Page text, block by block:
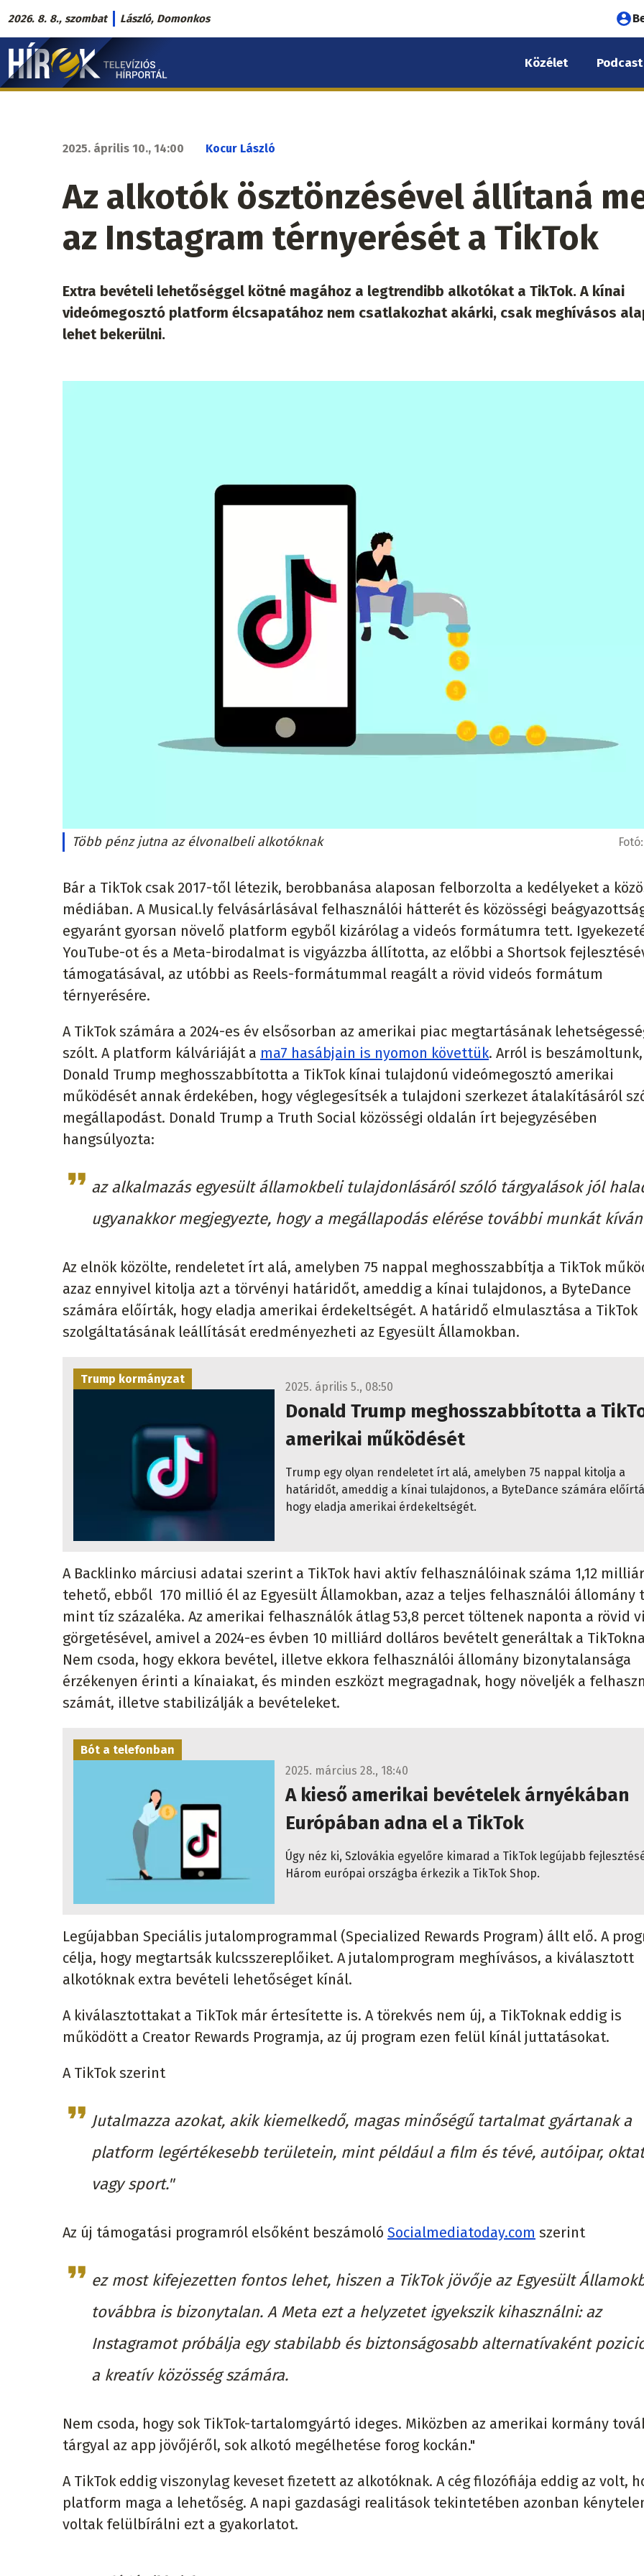
Ugrás
a
tartalomra
2026. 8. 8., szombat László, Domonkos
fiók
Hírek.sk
fő
Közélet Podcast
2025. április 10., 14:00 Kocur László
Az alkotók ösztönzésével állítaná
az Instagram térnyerését a TikTok
Extra bevételi lehetőséggel kötné magához a legtrendibb alkotókat a TikTok. A kínai
videómegosztó platform élcsapatához nem csatlakozhat akárki, csak meghívásos
lehet bekerülni.
Több pénz jutna az élvonalbeli alkotóknak Fotó:
Bár a TikTok csak 2017-től létezik, berobbanása alaposan felborzolta a kedélyeket a
médiában. A Musical.ly felvásárlásával felhasználói hátterét és közösségi
egyaránt gyorsan növelő platform egyből kizárólag a videós formátumra tett.
YouTube-ot és a Meta-birodalmat is vigyázzba állította, az előbbi a Shortsok
támogatásával, az utóbbi as Reels-formátummal reagált a rövid videós formátum
térnyerésére.
A TikTok számára a 2024-es év elsősorban az amerikai piac megtartásának
szólt. A platform kálváriáját a ma7 hasábjain is nyomon követtük. Arról is
Donald Trump meghosszabbította a TikTok kínai tulajdonú videómegosztó amerikai
működését annak érdekében, hogy véglegesítsék a tulajdoni szerkezet átalakításáról
megállapodást. Donald Trump a Truth Social közösségi oldalán írt bejegyzésében
hangsúlyozta:
az alkalmazás egyesült államokbeli tulajdonlásáról szóló tárgyalások jól
ugyanakkor megjegyezte, hogy a megállapodás elérése további munkát
Az elnök közölte, rendeletet írt alá, amelyben 75 nappal meghosszabbítja a TikTok
azaz ennyivel kitolja azt a törvényi határidőt, ameddig a kínai tulajdonos, a ByteDance
számára előírták, hogy eladja amerikai érdekeltségét. A határidő elmulasztása a TikTok
szolgáltatásának leállítását eredményezheti az Egyesült Államokban.
Trump kormányzat
2025. április 5., 08:50
Donald Trump meghosszabbította a
amerikai működését
Trump egy olyan rendeletet írt alá, amelyben 75 nappal kitolja a
határidőt, ameddig a kínai tulajdonos, a ByteDance számára
hogy eladja amerikai érdekeltségét.
A Backlinko márciusi adatai szerint a TikTok havi aktív felhasználóinak száma 1,12
tehető, ebből 170 millió él az Egyesült Államokban, azaz a teljes felhasználói állomány
mint tíz százaléka. Az amerikai felhasználók átlag 53,8 percet töltenek naponta a rövid
görgetésével, amivel a 2024-es évben 10 milliárd dolláros bevételt generáltak a
Nem csoda, hogy ekkora bevétel, illetve ekkora felhasználói állomány bizonytalansága
érzékenyen érinti a kínaiakat, és minden eszközt megragadnak, hogy növeljék a
számát, illetve stabilizálják a bevételeket.
Bót a telefonban
2025. március 28., 18:40
A kieső amerikai bevételek árnyékában
Európában adna el a TikTok
Úgy néz ki, Szlovákia egyelőre kimarad a TikTok legújabb
Három európai országba érkezik a TikTok Shop.
Legújabban Speciális jutalomprogrammal (Specialized Rewards Program) állt elő. A
célja, hogy megtartsák kulcsszereplőiket. A jutalomprogram meghívásos, a kiválasztott
alkotóknak extra bevételi lehetőséget kínál.
A kiválasztottakat a TikTok már értesítette is. A törekvés nem új, a TikToknak eddig is
működött a Creator Rewards Programja, az új program ezen felül kínál juttatásokat.
A TikTok szerint
Jutalmazza azokat, akik kiemelkedő, magas minőségű tartalmat gyártanak a
platform legértékesebb területein, mint például a film és tévé, autóipar,
vagy sport."
Az új támogatási programról elsőként beszámoló Socialmediatoday.com szerint
ez most kifejezetten fontos lehet, hiszen a TikTok jövője az Egyesült
továbbra is bizonytalan. A Meta ezt a helyzetet igyekszik kihasználni: az
Instagramot próbálja egy stabilabb és biztonságosabb alternatívaként
a kreatív közösség számára.
Nem csoda, hogy sok TikTok-tartalomgyártó ideges. Miközben az amerikai kormány
tárgyal az app jövőjéről, sok alkotó megélhetése forog kockán."
A TikTok eddig viszonylag keveset fizetett az alkotóknak. A cég filozófiája eddig az volt,
platform maga a lehetőség. A napi gazdasági realitások tekintetében azonban
voltak felülbírálni ezt a gyakorlatot.